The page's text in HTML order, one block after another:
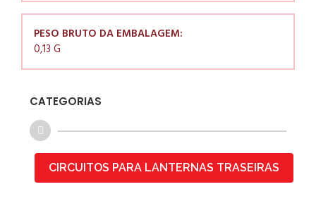
PESO BRUTO DA EMBALAGEM:
0,13 G
CATEGORIAS
CIRCUITOS PARA LANTERNAS TRASEIRAS